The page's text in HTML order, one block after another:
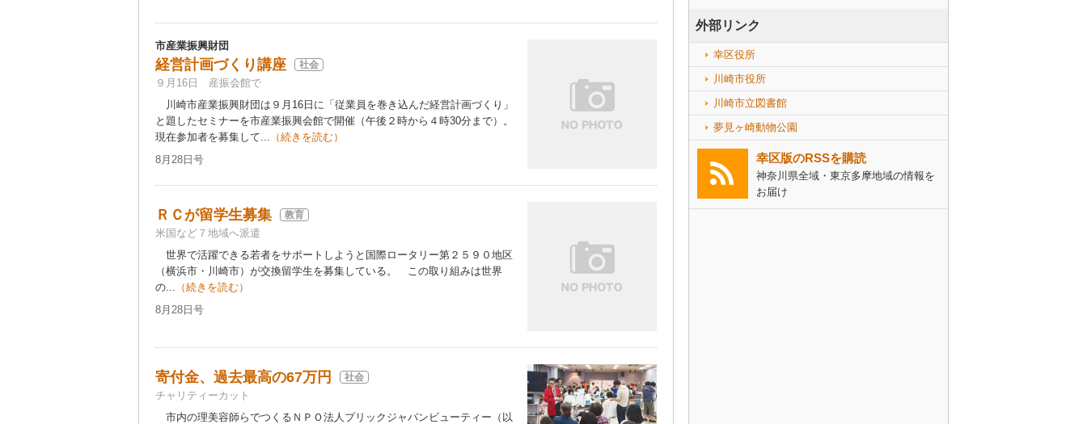
市産業振興財団
経営計画づくり講座 社会
９月16日 産振会館で
川崎市産業振興財団は９月16日に「従業員を巻き込んだ経営計画づくり」
と題したセミナーを市産業振興会館で開催（午後２時から４時30分まで）。
現在参加者を募集して... （続きを読む）
8月28日号
ＲＣが留学生募集 教育
米国など７地域へ派遣
世界で活躍できる若者をサポートしようと国際ロータリー第２５９０地区
（横浜市・川崎市）が交換留学生を募集している。 この取り組みは世界
の... （続きを読む）
8月28日号
寄付金、過去最高の67万円 社会
チャリティーカット
市内の理美容師らでつくるＮＰＯ法人プリックジャパンビューティー（以
外部リンク
幸区役所
川崎市役所
川崎市立図書館
夢見ヶ崎動物公園
幸区版のRSSを購読
神奈川県全域・東京多摩地域の情報を
お届け